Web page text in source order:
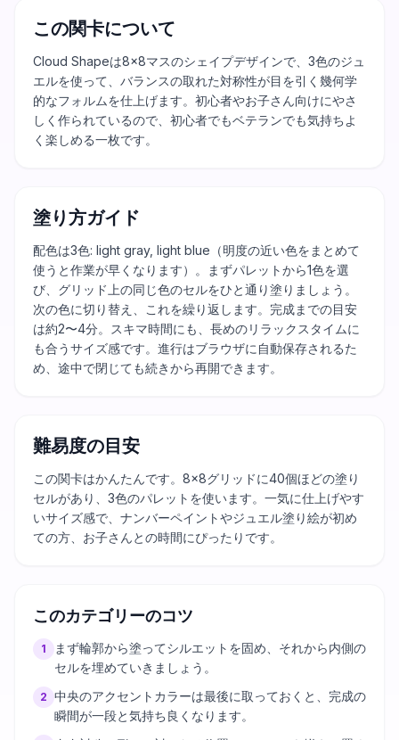
この関卡について
Cloud Shapeは8×8マスのシェイプデザインで、3色のジュ
エルを使って、バランスの取れた対称性が目を引く幾何学
的なフォルムを仕上げます。初心者やお子さん向けにやさ
しく作られているので、初心者でもベテランでも気持ちよ
く楽しめる一枚です。
塗り方ガイド
配色は3色: light gray, light blue（明度の近い色をまとめて
使うと作業が早くなります）。まずパレットから1色を選
び、グリッド上の同じ色のセルをひと通り塗りましょう。
次の色に切り替え、これを繰り返します。完成までの目安
は約2〜4分。スキマ時間にも、長めのリラックスタイムに
も合うサイズ感です。進行はブラウザに自動保存されるた
め、途中で閉じても続きから再開できます。
難易度の目安
この関卡はかんたんです。8×8グリッドに40個ほどの塗り
セルがあり、3色のパレットを使います。一気に仕上げやす
いサイズ感で、ナンバーペイントやジュエル塗り絵が初め
ての方、お子さんとの時間にぴったりです。
このカテゴリーのコツ
1
まず輪郭から塗ってシルエットを固め、それから内側の
セルを埋めていきましょう。
2 中央のアクセントカラーは最後に取っておくと、完成の
瞬間が一段と気持ち良くなります。